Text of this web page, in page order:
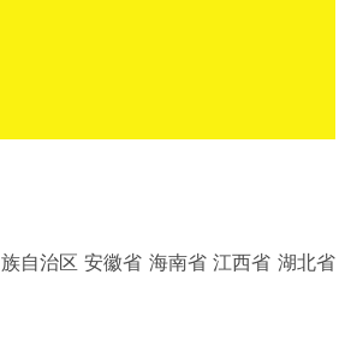
自治区 安徽省 海南省 江西省 湖北省